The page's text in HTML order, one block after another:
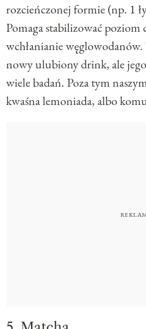
rozcieńczonej formie (np. 1
Pomaga stabilizować
wchłanianie
nowy ulubiony drink, ale
wiele badań. Poza tym
kwaśna lemoniada, albo